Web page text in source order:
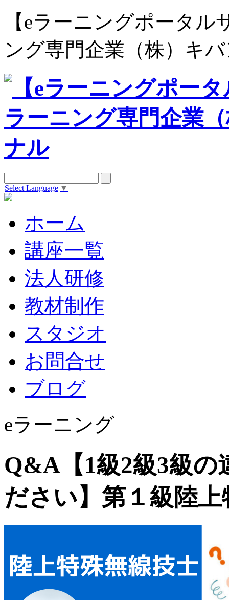
【eラーニングポータル
ング専門企業（株）キ
Select Language ▼
ホーム
講座一覧
法人研修
教材制作
スタジオ
お問合せ
ブログ
eラーニング
Q&A【1級2級3級の
ださい】第１級陸